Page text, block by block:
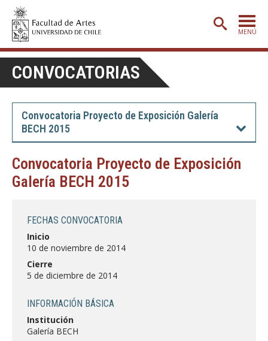
MENÚ
PORTADA
ADMISIÓN
ETAPA BÁSICA
POSTGRADO
EXTENSIÓN
BIBLIOTECA
DEPARTAMENTOS
FACULTAD
Estudiantes
Académicas/os
CONVOCATORIAS
Convocatoria Proyecto de Exposición Galería
BECH 2015
Convocatoria Proyecto de Exposición
Galería BECH 2015
FECHAS CONVOCATORIA
Inicio
10 de noviembre de 2014
Cierre
5 de diciembre de 2014
INFORMACIÓN BÁSICA
Institución
Galería BECH